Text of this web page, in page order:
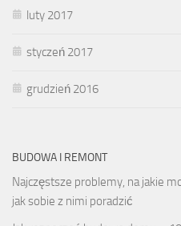
luty 2017
styczeń 2017
grudzień 2016
BUDOWA I REMONT
Najczęstsze problemy, na jakie
jak sobie z nimi poradzić